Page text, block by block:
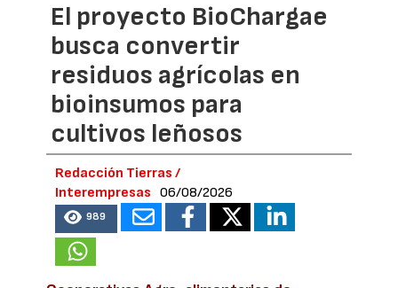
El proyecto BioChargae
busca convertir
residuos agrícolas en
bioinsumos para
cultivos leñosos
Redacción Tierras /
Interempresas
06/08/2026
989